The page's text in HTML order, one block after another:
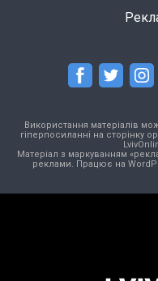
Використання матеріалів
гіперпосиланні на сторінку
Матеріал з маркуванням
реклами. Працює на